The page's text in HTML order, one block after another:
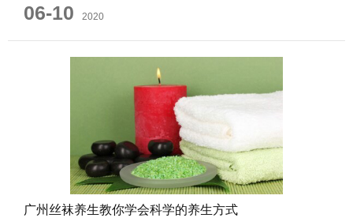
06-10 2020
广州丝袜养生教你学会科学的养生方式